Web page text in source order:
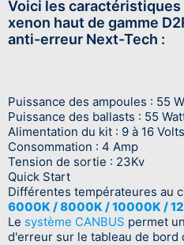
Voici les
xenon haut de gamme
anti-erreur Next-Tech :
Puissance des ampoules : 55
Puissance des ballasts : 55
Alimentation du kit : 9 à 16 Volts
Consommation : 4 Amp
Tension de sortie : 23Kv
Quick Start
Différentes températeures au
6000K / 8000K / 10000K /
Le système CANBUS permet
d'erreur sur le tableau de bord